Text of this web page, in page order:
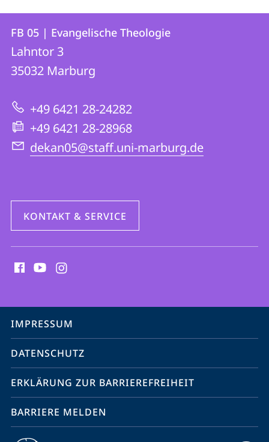
Kontakt
und
Informationen
zur
Website
Kontaktinformationen
FB
05
|
Evangelische
Theologie
FB 05 | Evangelische Theologie
Lahntor 3
35032 Marburg
+49 6421 28-24282
+49 6421 28-28968
dekan05@staff.uni-marburg.de
KONTAKT & SERVICE
Media
Service-
Navigation
IMPRESSUM
DATENSCHUTZ
ERKLÄRUNG ZUR BARRIEREFREIHEIT
BARRIERE MELDEN